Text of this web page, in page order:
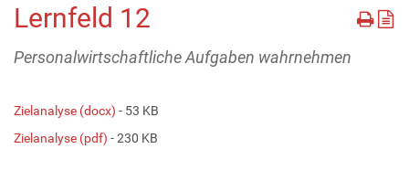
Lernfeld 12
Personalwirtschaftliche Aufgaben wahrnehmen
Zielanalyse (docx) - 53 KB
Zielanalyse (pdf) - 230 KB